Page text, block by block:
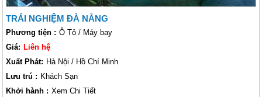
TRẢI NGHIỆM ĐÀ NẴNG
Phương tiện : Ô Tô / Máy bay
Giá: Liên hệ
Xuất Phát: Hà Nội / Hồ Chí Minh
Lưu trú : Khách Sạn
Khởi hành : Xem Chi Tiết